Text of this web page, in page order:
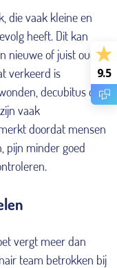
9.5
die vaak kleine en
heeft. Dit kan
nieuwe of juist oude,
verkeerd is
decubitus of
vaak
doordat mensen
pijn minder goed
vergt meer dan
team betrokken bij